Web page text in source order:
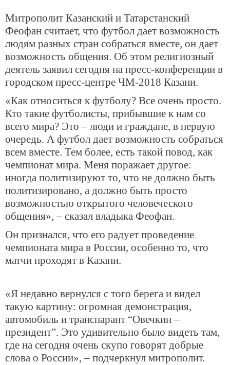
Митрополит Казанский и Татарстанский
Феофан считает, что футбол дает возможность
людям разных стран собраться вместе, он дает
возможность общения. Об этом религиозный
деятель заявил сегодня на пресс-конференции в
городском пресс-центре ЧМ-2018 Казани.
«Как относиться к футболу? Все очень просто.
Кто такие футболисты, прибывшие к нам со
всего мира? Это – люди и граждане, в первую
очередь. А футбол дает возможность собраться
всем вместе. Тем более, есть такой повод, как
чемпионат мира. Меня поражает другое:
иногда политизируют то, что не должно быть
политизировано, а должно быть просто
возможностью открытого человеческого
общения», – сказал владыка Феофан.
Он признался, что его радует проведение
чемпионата мира в России, особенно то, что
матчи проходят в Казани.
«Я недавно вернулся с того берега и видел
такую картину: огромная демонстрация,
автомобиль и транспарант “Овечкин –
президент”. Это удивительно было видеть там,
где на сегодня очень скупо говорят добрые
слова о России», – подчеркнул митрополит.